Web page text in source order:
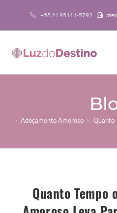
+55 21 95111-5792
> Adoçamento Amoroso > Quanto
Quanto Tempo